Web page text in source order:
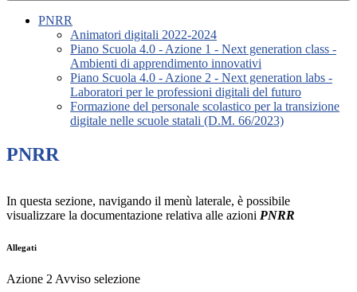
PNRR
Animatori digitali 2022-2024
Piano Scuola 4.0 - Azione 1 - Next generation class -
Ambienti di apprendimento innovativi
Piano Scuola 4.0 - Azione 2 - Next generation labs -
Laboratori per le professioni digitali del futuro
Formazione del personale scolastico per la transizione
digitale nelle scuole statali (D.M. 66/2023)
PNRR
In questa sezione, navigando il menù laterale, è possibile
visualizzare la documentazione relativa alle azioni PNRR
Allegati
Azione 2 Avviso selezione